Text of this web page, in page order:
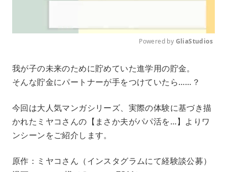
u
Powered by GliaStudios
我が子の未来のために貯めていた進学用の貯金。
そんな貯金にパートナーが手をつけていたら……？
今回は大人気マンガシリーズ、実際の体験に基づき描
かれたミヤコさんの【まさか夫がパパ活を…】よりワ
ンシーンをご紹介します。
原作：ミヤコさん（インスタグラムにて経験談公募）